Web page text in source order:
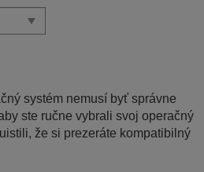
systém nemusí byť správne
ste ručne vybrali svoj operačný
že si prezeráte kompatibilný